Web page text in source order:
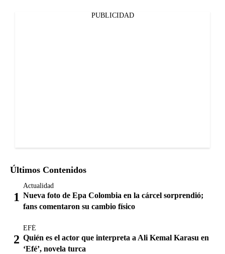
PUBLICIDAD
Últimos Contenidos
Actualidad
Nueva foto de Epa Colombia en la cárcel sorprendió;
fans comentaron su cambio físico
EFÉ
Quién es el actor que interpreta a Ali Kemal Karasu en
‘Efé’, novela turca